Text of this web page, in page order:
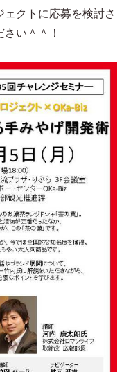
クトに応募を検討さ
い＾＾！